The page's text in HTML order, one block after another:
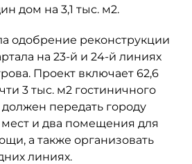
дом на 3,1 тыс. м2.
одобрение реконструкции
на 23-й и 24-й линиях
Проект включает 62,6
3 тыс. м2 гостиничного
передать городу
мест и два помещения для
а также организовать
линиях.